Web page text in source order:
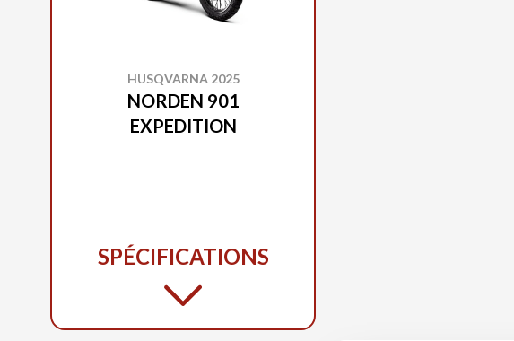
HUSQVARNA 2025
NORDEN 901
EXPEDITION
SPÉCIFICATIONS